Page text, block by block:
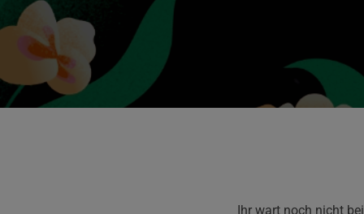
Ihr wart noch nicht